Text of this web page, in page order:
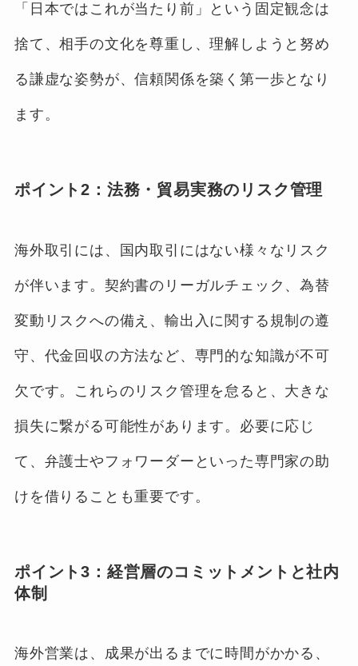
「日本ではこれが当たり前」という固定観念は
捨て、相手の文化を尊重し、理解しようと努め
る謙虚な姿勢が、信頼関係を築く第一歩となり
ます。
ポイント2：法務・貿易実務のリスク管理
海外取引には、国内取引にはない様々なリスク
が伴います。契約書のリーガルチェック、為替
変動リスクへの備え、輸出入に関する規制の遵
守、代金回収の方法など、専門的な知識が不可
欠です。これらのリスク管理を怠ると、大きな
損失に繋がる可能性があります。必要に応じ
て、弁護士やフォワーダーといった専門家の助
けを借りることも重要です。
ポイント3：経営層のコミットメントと社内
体制
海外営業は、成果が出るまでに時間がかかる、